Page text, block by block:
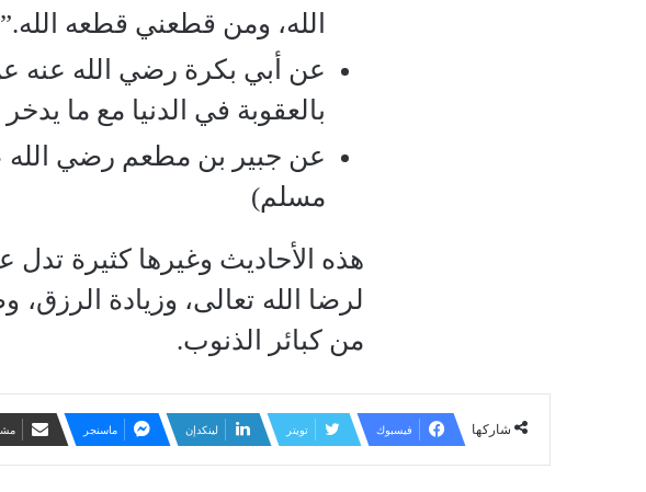
الله، ومن قطعني قطعه
عن أبي بكرة رضي الله عنه
بالعقوبة في الدنيا مع ما
عن جبير بن مطعم رضي الله
مسلم)
هذه الأحاديث وغيرها كثيرة
لرضا الله تعالى، وزيادة
من كبائر الذنوب.
شاركها فيسبوك تويتر لينكدإن ماسنجر